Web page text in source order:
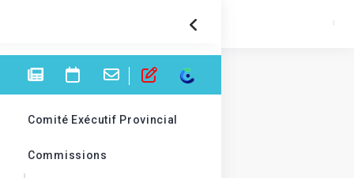
Comité Exécutif Provincial
Commissions